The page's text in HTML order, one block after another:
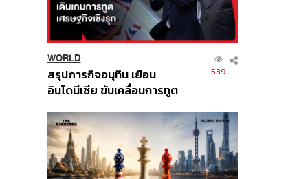
WORLD
สรุปภารกิจอนุทิน เยือน
อินโดนีเซีย ขับเคลื่อนการทูต
ส่วนยุทธศาสตร์ไทย –
อินโดนีเซีย
539